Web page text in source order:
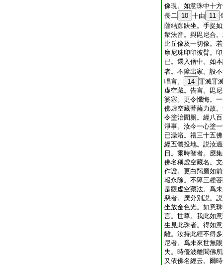
像現。如意珠中十
長二 10 十由 11
薩結跏趺坐。手捉
衆法音。與毘尼合
比丘像及一切像。
摩尼珠印印彼臂。
已。還入僧中。如
者。不障出家。設
唱言。
14 罪滅罪
虚空藏。告言。毘
婆塞。更令懺悔。
佛虚空藏菩薩力故
令塗治圊厠。經八
淨事。汝今一心塗
已澡浴。禮三十五
經五體投地。説汝
日。爾時智者。應
佛名稱虚空藏名。
作證。更白羯磨如
報永除。不障三種
是觀虚空藏法。爲
惡者。廣分別説。
坐放金色光。如意
言。世尊。我此如
生見此珠者。得如
離。汝持此經不得
尼者。爲未來世無
失。時優波離聞佛
又依佛名經云。爾